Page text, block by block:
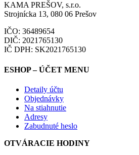
KAMA PREŠOV, s.r.o.
Strojnícka 13, 080 06 Prešov
IČO: 36489654
DIČ: 2021765130
IČ DPH: SK2021765130
ESHOP – ÚČET MENU
Detaily účtu
Objednávky
Na stiahnutie
Adresy
Zabudnuté heslo
OTVÁRACIE HODINY